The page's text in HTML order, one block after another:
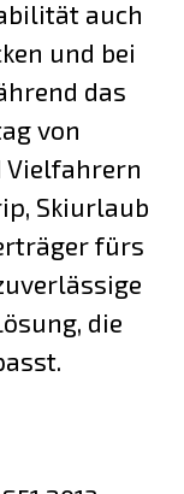
auch
und bei
das
von
Vielfahrern
Skiurlaub
fürs
die